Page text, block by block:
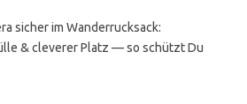
sicher im Wanderrucksack:
& cleverer Platz — so schützt Du